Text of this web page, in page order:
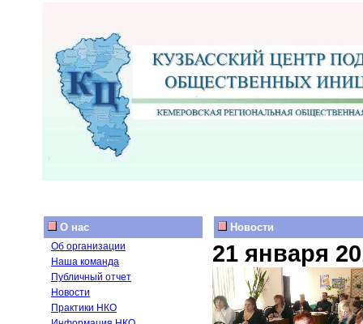
О нас
Об организации
Наша команда
Публичный отчет
Новости
Практики НКО
Новости
21 января